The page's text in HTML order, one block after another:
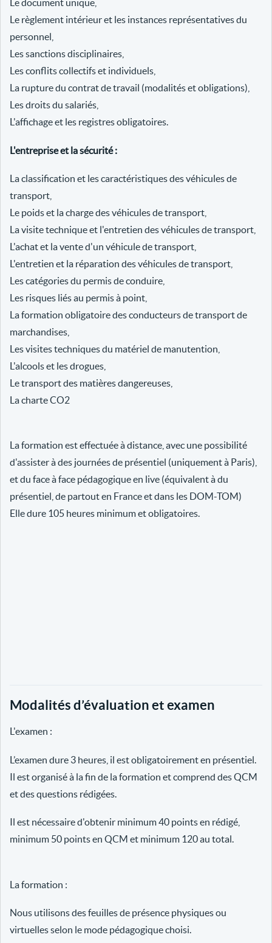
Le document unique,
Le règlement intérieur et les instances représentatives du
personnel,
Les sanctions disciplinaires,
Les conflits collectifs et individuels,
La rupture du contrat de travail (modalités et obligations),
Les droits du salariés,
L'affichage et les registres obligatoires.
L'entreprise et la sécurité :
La classification et les caractéristiques des véhicules de
transport,
Le poids et la charge des véhicules de transport,
La visite technique et l'entretien des véhicules de transport,
L'achat et la vente d'un véhicule de transport,
L'entretien et la réparation des véhicules de transport,
Les catégories du permis de conduire,
Les risques liés au permis à point,
La formation obligatoire des conducteurs de transport de
marchandises,
Les visites techniques du matériel de manutention,
L'alcools et les drogues,
Le transport des matières dangereuses,
La charte CO2
La formation est effectuée à distance, avec une possibilité
d'assister à des journées de présentiel (uniquement à Paris),
et du face à face pédagogique en live (équivalent à du
présentiel, de partout en France et dans les DOM-TOM)
Elle dure 105 heures minimum et obligatoires.
Modalités d’évaluation et examen
L'examen :
L’examen dure 3 heures, il est obligatoirement en présentiel.
Il est organisé à la fin de la formation et comprend des QCM
et des questions rédigées.
Il est nécessaire d'obtenir minimum 40 points en rédigé,
minimum 50 points en QCM et minimum 120 au total.
La formation :
Nous utilisons des feuilles de présence physiques ou
virtuelles selon le mode pédagogique choisi.